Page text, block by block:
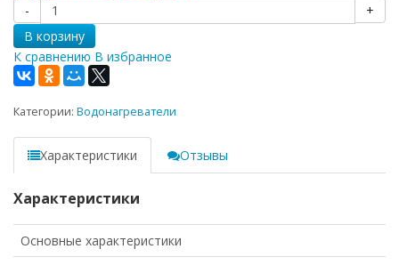
-
+
В корзину
К сравнению В избранное
Категории: Водонагреватели
Характеристики Отзывы
Характеристики
Основные характеристики